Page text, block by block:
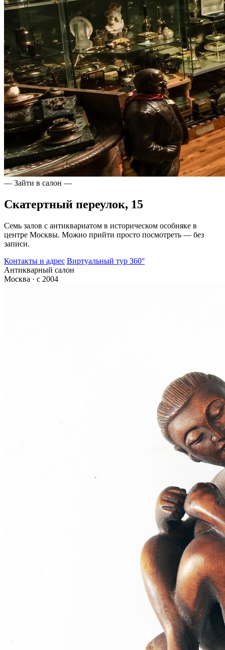
— Зайти в салон —
Скатертный переулок, 15
Семь залов с антиквариатом в историческом особняке в
центре Москвы. Можно прийти просто посмотреть — без
записи.
Контакты и адрес Виртуальный тур 360°
Антикварный салон
Москва · с 2004